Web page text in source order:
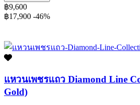
฿9,600
฿17,900 -46%
แหวนเพชรแถว Diamond Line
Gold)